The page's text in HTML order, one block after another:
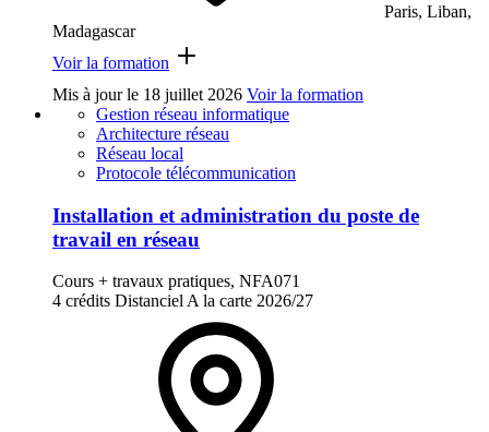
Paris, Liban,
Madagascar
Voir la formation
Mis à jour le 18 juillet 2026 Voir la formation
Gestion réseau informatique
Architecture réseau
Réseau local
Protocole télécommunication
Installation et administration du poste de
travail en réseau
Cours + travaux pratiques, NFA071
4 crédits Distanciel A la carte 2026/27